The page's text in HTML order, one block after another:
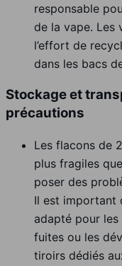
responsable
de la vape. Les
l’effort de
dans les bacs
Stockage et
précautions
Les flacons de
plus fragiles
poser des
Il est important
adapté pour
fuites ou les
tiroirs dédiés